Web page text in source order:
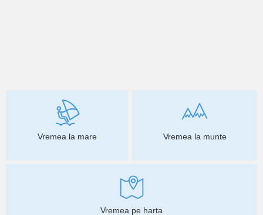
Vremea la mare Vremea la munte
Vremea pe harta